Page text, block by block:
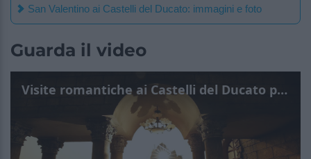
San Valentino ai Castelli del Ducato: immagini e foto
Guarda il video
Visite romantiche ai Castelli del Ducato per San Valentino 2025